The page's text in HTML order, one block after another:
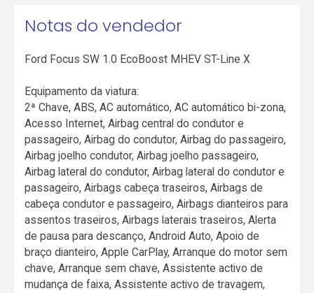
Notas do vendedor
Ford Focus SW 1.0 EcoBoost MHEV ST-Line X
Equipamento da viatura:
2ª Chave, ABS, AC automático, AC automático bi-zona,
Acesso Internet, Airbag central do condutor e
passageiro, Airbag do condutor, Airbag do passageiro,
Airbag joelho condutor, Airbag joelho passageiro,
Airbag lateral do condutor, Airbag lateral do condutor e
passageiro, Airbags cabeça traseiros, Airbags de
cabeça condutor e passageiro, Airbags dianteiros para
assentos traseiros, Airbags laterais traseiros, Alerta
de pausa para descanço, Android Auto, Apoio de
braço dianteiro, Apple CarPlay, Arranque do motor sem
chave, Arranque sem chave, Assistente activo de
mudança de faixa, Assistente activo de travagem,